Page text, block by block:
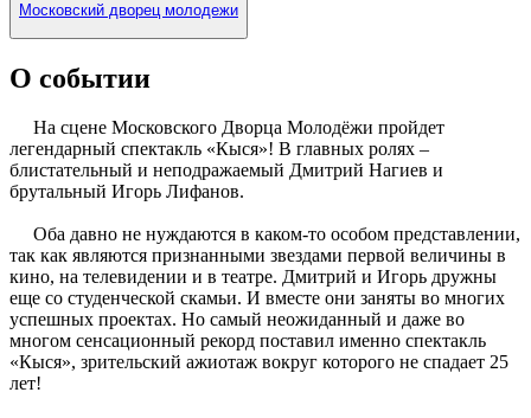
Московский дворец молодежи
О событии
На сцене Московского Дворца Молодёжи пройдет
легендарный спектакль «Кыся»! В главных ролях –
блистательный и неподражаемый Дмитрий Нагиев и
брутальный Игорь Лифанов.
Оба давно не нуждаются в каком-то особом представлении,
так как являются признанными звездами первой величины в
кино, на телевидении и в театре. Дмитрий и Игорь дружны
еще со студенческой скамьи. И вместе они заняты во многих
успешных проектах. Но самый неожиданный и даже во
многом сенсационный рекорд поставил именно спектакль
«Кыся», зрительский ажиотаж вокруг которого не спадает 25
лет!